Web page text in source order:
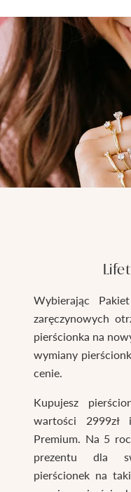
Wybierając
zaręczynowych
pierścionka na
wymiany
cenie.
Kupujesz
wartości 2999zł
Premium. Na 5
prezentu dla
pierścionek na